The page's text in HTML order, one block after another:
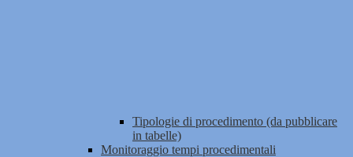
Tipologie di procedimento (da pubblicare
in tabelle)
Monitoraggio tempi procedimentali